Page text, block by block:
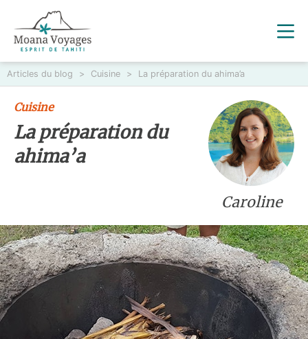
Articles du blog > Cuisine > La préparation du ahima’a
Caroline
Cuisine
La préparation du
ahima’a